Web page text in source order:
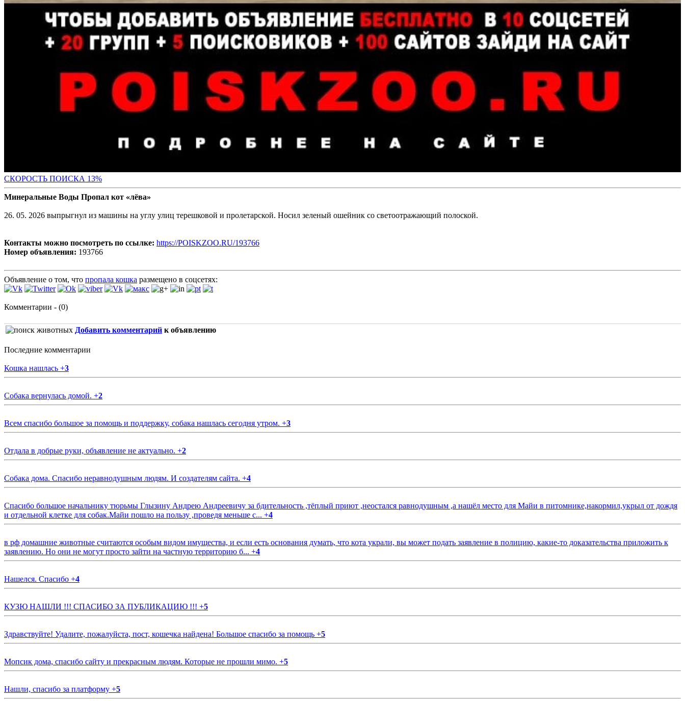
СКОРОСТЬ ПОИСКА 13%
Минеральные Воды Пропал кот «лёва»
26. 05. 2026 выпрыгнул из машины на углу улиц терешковой и пролетарской. Носил зеленый ошейник со светоотражающий полоской.
Контакты можно посмотреть по ссылке: https://POISKZOO.RU/193766
Номер объявления: 193766
Объявление о том, что пропала кошка размещено в соцсетях:
Комментарии - (0)
Добавить комментарий к объявлению
Последние комментарии
Кошка нашлась +3
Собака вернулась домой. +2
Всем спасибо большое за помощь и поддержку, собака нашлась сегодня утром. +3
Отдала в добрые руки, объявление не актуально. +2
Собака дома. Спасибо неравнодушным людям. И создателям сайта. +4
Спасибо большое начальнику тюрьмы Глызину Андрею Андреевичу за бдительность ,тёплый приют ,неостался равнодушным ,а нашёл место для Майи в питомнике,накормил,укрыл от дождя
и отдельной клетке для собак.Майи пошло на пользу ,проведя меньше с... +4
в рф домашние животные считаются особым видом имущества, и если есть основания думать, что кота украли, вы может подать заявление в полицию, какие-то доказательства приложить к
заявлению. Но они не могут просто зайти на частную территорию б... +4
Нашелся. Спасибо +4
КУЗЮ НАШЛИ !!! СПАСИБО ЗА ПУБЛИКАЦИЮ !!! +5
Здравствуйте! Удалите, пожалуйста, пост, кошечка найдена! Большое спасибо за помощь +5
Мопсик дома, спасибо сайту и прекрасным людям. Которые не прошли мимо. +5
Нашли, спасибо за платформу +5